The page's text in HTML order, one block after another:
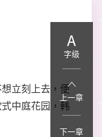
立刻上去，便
中庭花园，韩
字级
上一章
下一章